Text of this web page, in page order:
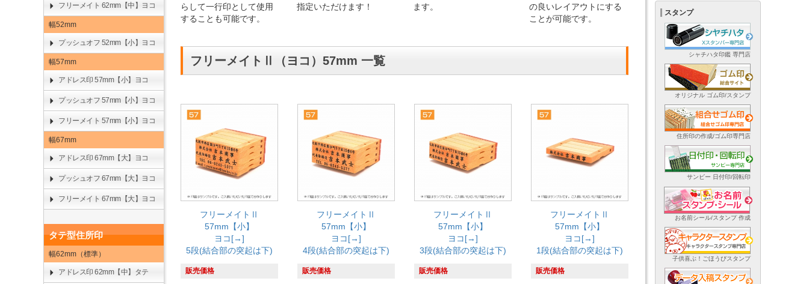
らして一行印として使用
することも可能です。
指定いただけます！
ます。
の良いレイアウトにする
ことが可能です。
フリーメイトⅡ（ヨコ）57mm 一覧
フリーメイトⅡ
57mm【小】
ヨコ[→]
5段(結合部の突起は下)
販売価格
フリーメイトⅡ
57mm【小】
ヨコ[→]
4段(結合部の突起は下)
販売価格
フリーメイトⅡ
57mm【小】
ヨコ[→]
3段(結合部の突起は下)
販売価格
フリーメイトⅡ
57mm【小】
ヨコ[→]
1段(結合部の突起は下)
販売価格
フリーメイト 62mm【中】ヨコ
幅52mm
プッシュオフ 52mm【小】ヨコ
幅57mm
アドレス印 57mm【小】ヨコ
プッシュオフ 57mm【小】ヨコ
フリーメイト 57mm【小】ヨコ
幅67mm
アドレス印 67mm【大】ヨコ
プッシュオフ 67mm【大】ヨコ
フリーメイト 67mm【大】ヨコ
タテ型住所印
幅62mm（標準）
アドレス印 62mm【中】タテ
スタンプ
シャチハタ印鑑 専門店
オリジナル ゴム印/スタンプ
住所印の作成/ゴム印専門店
サンビー 日付印/回転印
お名前シール/スタンプ 作成
子供喜ぶ！ごほうびスタンプ